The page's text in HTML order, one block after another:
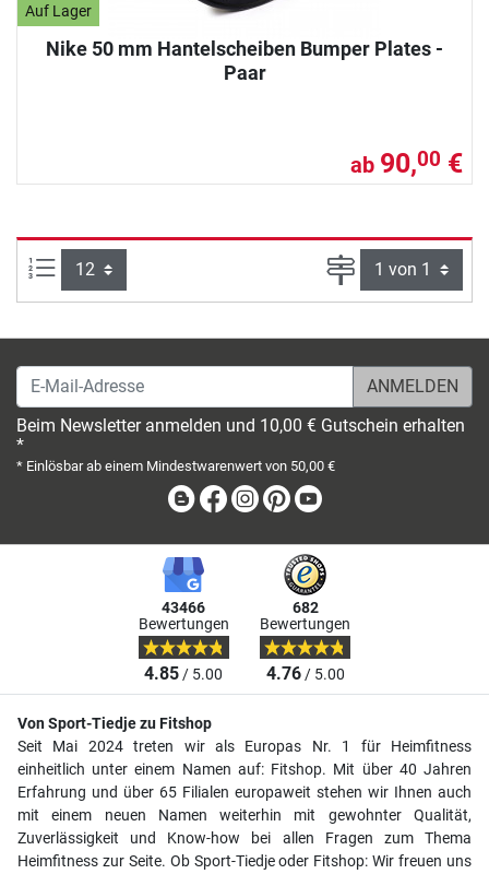
Auf Lager
Nike 50 mm Hantelscheiben Bumper Plates -
Paar
ab 90,00 €
Artikel pro Seite: Seite
E-Mail-Adresse
Beim Newsletter anmelden und 10,00 € Gutschein erhalten
*
* Einlösbar ab einem Mindestwarenwert von 50,00 €
BlogFacebook
Instagram
Pinterest
43466
Bewertungen
4.85/ 5.00
682
Bewertungen
4.76/ 5.00
Von Sport-Tiedje zu Fitshop
Seit Mai 2024 treten wir als Europas Nr. 1 für Heimfitness
einheitlich unter einem Namen auf: Fitshop. Mit über 40 Jahren
Erfahrung und über 65 Filialen europaweit stehen wir Ihnen auch
mit einem neuen Namen weiterhin mit gewohnter Qualität,
Zuverlässigkeit und Know-how bei allen Fragen zum Thema
Heimfitness zur Seite. Ob Sport-Tiedje oder Fitshop: Wir freuen uns